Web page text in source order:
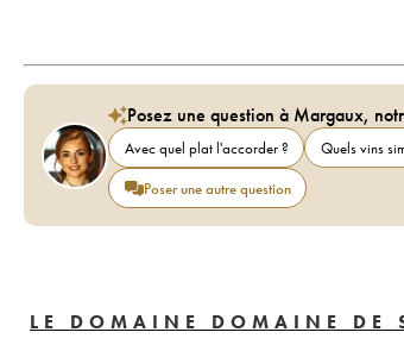
Posez une question à Margaux,
Avec quel plat l'accorder ? Quels vins
Poser une autre question
LE DOMAINE DOMAINE DE